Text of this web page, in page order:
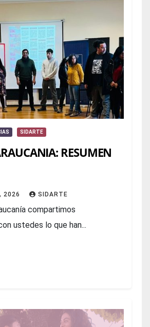
SIDARTE
RESUMEN
2026 SIDARTE
compartimos
ustedes lo que han...